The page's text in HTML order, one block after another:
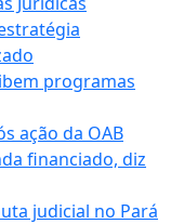
programas
ação da OAB
financiado, diz
judicial no Pará